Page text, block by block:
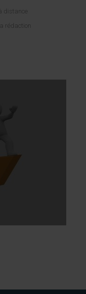
distance
rédaction